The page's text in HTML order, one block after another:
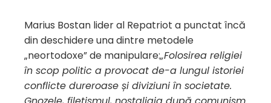
Marius Bostan lider al Repatriot a punctat încă
din deschidere una dintre metodele
„neortodoxe” de manipulare:„Folosirea religiei
în scop politic a provocat de-a lungul istoriei
conflicte dureroase și diviziuni în societate.